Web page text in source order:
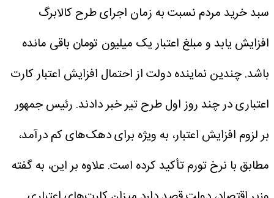
سبد خرید مردم نسبت به زمان اجرای طرح کالابرگ
افزایش یابد و مبلغ اعتبار یک میلیون تومان باقی مانده
باشد.چندین نماینده دولت از احتمال افزایش اعتبار کارت
اعتباری در چند روز اول طرح تیر خبر دادند. رئیس جمهور
بر لزوم افزایش اعتبار، به ویژه برای دهک‌های کم درآمد،
مطابق با نرخ تورم تأکید کرده است. علاوه بر این، به گفته